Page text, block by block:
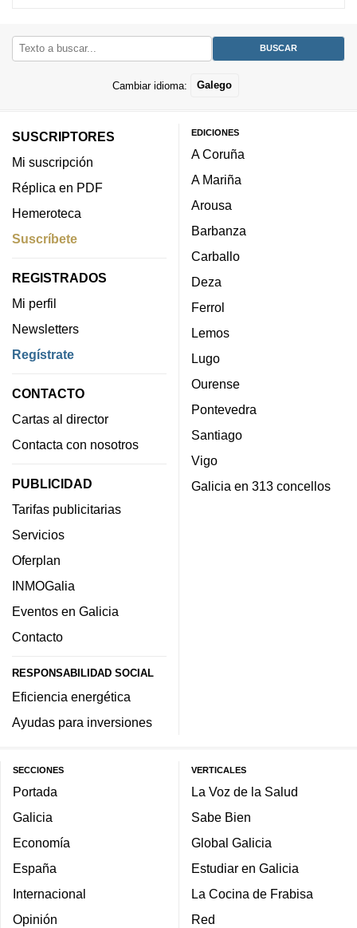
Cambiar idioma: Galego
SUSCRIPTORES
Mi suscripción
Réplica en PDF
Hemeroteca
Suscríbete
REGISTRADOS
Mi perfil
Newsletters
Regístrate
CONTACTO
Cartas al director
Contacta con nosotros
PUBLICIDAD
Tarifas publicitarias
Servicios
Oferplan
INMOGalia
Eventos en Galicia
Contacto
RESPONSABILIDAD SOCIAL
Eficiencia energética
Ayudas para inversiones
EDICIONES
A Coruña
A Mariña
Arousa
Barbanza
Carballo
Deza
Ferrol
Lemos
Lugo
Ourense
Pontevedra
Santiago
Vigo
Galicia en 313 concellos
SECCIONES
Portada
Galicia
Economía
España
Internacional
Opinión
VERTICALES
La Voz de la Salud
Sabe Bien
Global Galicia
Estudiar en Galicia
La Cocina de Frabisa
Red